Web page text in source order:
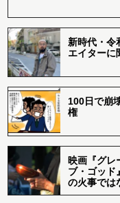
新時代・令
エイターに
100日で崩
権
映画『グレ
ブ・ゴッド
の火事では